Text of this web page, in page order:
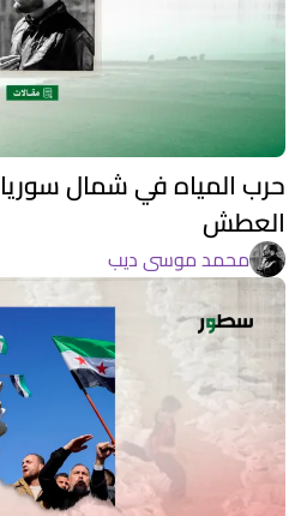
حرب المياه في شمال
العطش
محمد موسى ديب